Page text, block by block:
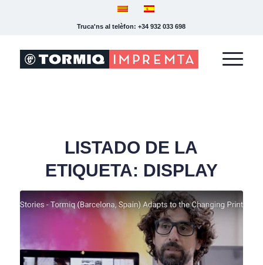
Truca'ns al telèfon: +34 932 033 698
LISTADO DE LA
ETIQUETA: DISPLAY